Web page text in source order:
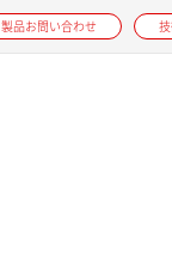
製品お問い合わせ